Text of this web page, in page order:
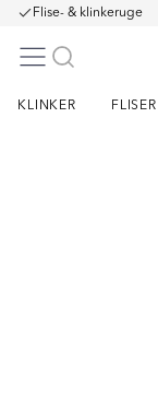
Flise- & klinkeruge
KLINKER FLISER